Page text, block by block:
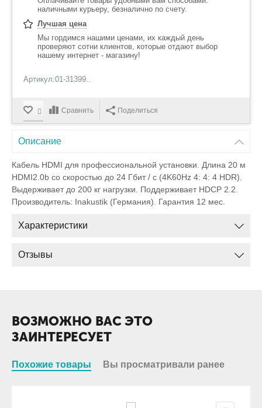
наличными курьеру, безналично по счету.
Лучшая цена
Мы гордимся нашими ценами, их каждый день
проверяют сотни клиентов, которые отдают выбор
нашему интернет - магазину!
Артикул:01-31399..
Сравнить Поделиться
Описание
Кабель HDMI для профессиональной установки. Длина 20 м
HDMI2.0b со скоростью до 24 Гбит / с (4K60Hz 4: 4: 4 HDR).
Выдерживает до 200 кг нагрузки. Поддерживает HDCP 2.2.
Производитель: Inakustik (Германия). Гарантия 12 мес.
Характеристики
Отзывы
ВОЗМОЖНО ВАС ЭТО
ЗАИНТЕРЕСУЕТ
Похожие товары Вы просматривали ранее